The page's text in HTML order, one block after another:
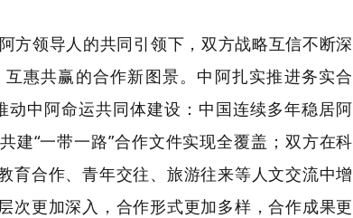
方领导人的共同引领下，双方战略互信不断深
惠共赢的合作新图景。中阿扎实推进务实合
动中阿命运共同体建设：中国连续多年稳居阿
建“一带一路”合作文件实现全覆盖；双方在科
育合作、青年交往、旅游往来等人文交流中增
次更加深入，合作形式更加多样，合作成果更